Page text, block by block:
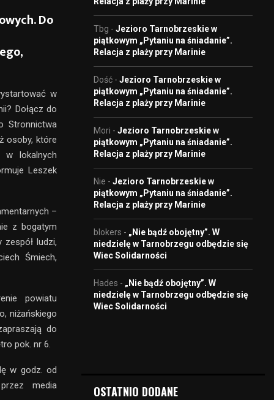
Do
w
Dołącz do
Stronnictwa
osoby, które
lokalnych
Leszek
–
z bogatym
ludzi,
Śmiech,
powiatu
niżańskiego
do
pok. nr 6.
w godz. od
media
Tbg - Jezioro Tarnobrzeskie w
piątkowym „Pytaniu na śniadanie”.
Relacja z plaży przy Marinie
Dość - Jezioro Tarnobrzeskie w
piątkowym „Pytaniu na śniadanie”.
Relacja z plaży przy Marinie
Mori - Jezioro Tarnobrzeskie w
piątkowym „Pytaniu na śniadanie”.
Relacja z plaży przy Marinie
Nie - Jezioro Tarnobrzeskie w
piątkowym „Pytaniu na śniadanie”.
Relacja z plaży przy Marinie
blokers - „Nie bądź obojętny”. W
niedzielę w Tarnobrzegu odbędzie się
Wiec Solidarności
Hades - „Nie bądź obojętny”. W
niedzielę w Tarnobrzegu odbędzie się
Wiec Solidarności
OSTATNIO DODANE